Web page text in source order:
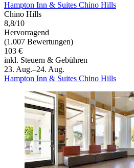
Hampton Inn & Suites Chino Hills
Chino Hills
8,8/10
Hervorragend
(1.007 Bewertungen)
103 €
inkl. Steuern & Gebühren
23. Aug.–24. Aug.
Hampton Inn & Suites Chino Hills